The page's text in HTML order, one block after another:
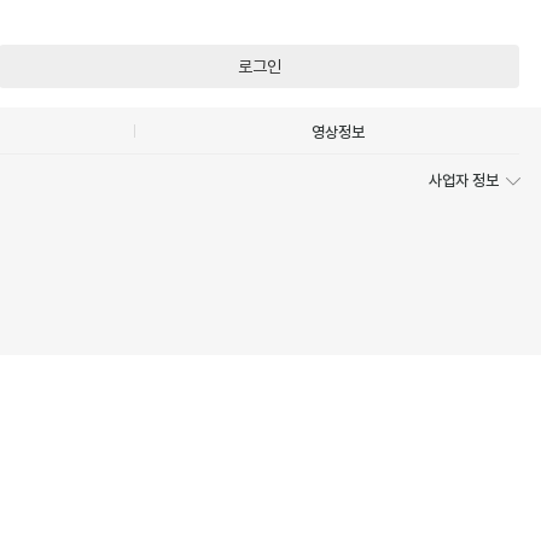
로그인
영상정보
사업자 정보